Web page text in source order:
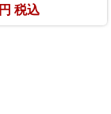
円 税込